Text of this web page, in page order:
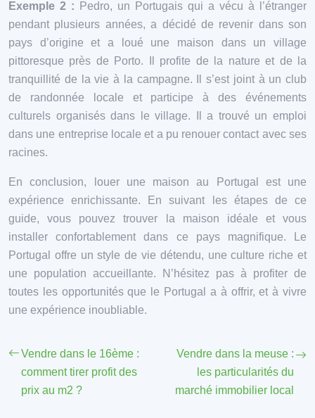
Exemple 2 :
Pedro, un Portugais qui a vécu à l’étranger
pendant plusieurs années, a décidé de revenir dans son
pays d’origine et a loué une maison dans un village
pittoresque près de Porto. Il profite de la nature et de la
tranquillité de la vie à la campagne. Il s’est joint à un club
de randonnée locale et participe à des événements
culturels organisés dans le village. Il a trouvé un emploi
dans une entreprise locale et a pu renouer contact avec ses
racines.
En conclusion, louer une maison au Portugal est une
expérience enrichissante. En suivant les étapes de ce
guide, vous pouvez trouver la maison idéale et vous
installer confortablement dans ce pays magnifique. Le
Portugal offre un style de vie détendu, une culture riche et
une population accueillante. N’hésitez pas à profiter de
toutes les opportunités que le Portugal a à offrir, et à vivre
une expérience inoubliable.
Vendre dans le 16ème :
comment tirer profit des
prix au m2 ?
Vendre dans la meuse :
les particularités du
marché immobilier local